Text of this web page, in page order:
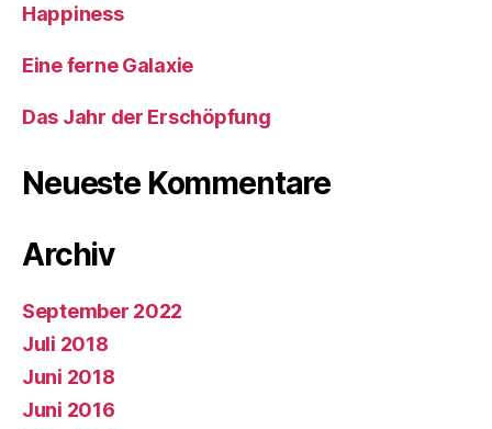
Happiness
Eine ferne Galaxie
Das Jahr der Erschöpfung
Neueste Kommentare
Archiv
September 2022
Juli 2018
Juni 2018
Juni 2016